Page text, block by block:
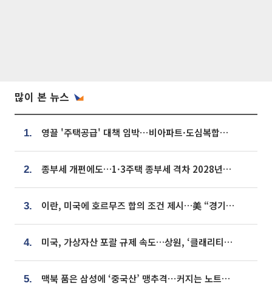
많이 본 뉴스
1. 영끌 '주택공급' 대책 임박⋯비아파트·도심복합까지 총동원
2. 종부세 개편에도…1·3주택 종부세 격차 2028년부터 확대
3. 이란, 미국에 호르무즈 합의 조건 제시…美 “경기 아직 안 끝나” [종합]
4. 미국, 가상자산 포괄 규제 속도…상원, ‘클래리티법’ 9월 절차투표 추진
5. 맥북 품은 삼성에 ‘중국산’ 맹추격⋯커지는 노트북 OLED 시장